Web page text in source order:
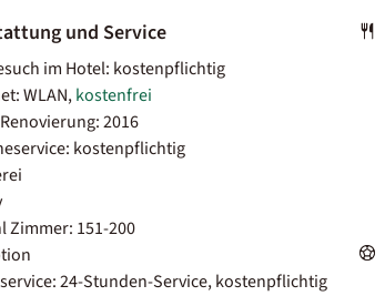
und Service
im Hotel: kostenpflichtig
WLAN,kostenfrei
2016
kostenpflichtig
Zimmer: 151-200
24-Stunden-Service, kostenpflichtig